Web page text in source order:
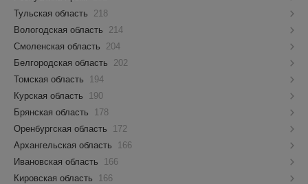
Тульская область
218
Вологодская область
214
Смоленская область
204
Белгородская область
202
Томская область
194
Курская область
190
Брянская область
178
Оренбургская область
172
Архангельская область
166
Ивановская область
166
Кировская область
166